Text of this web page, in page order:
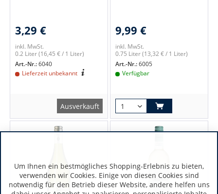
3,29 €
inkl. MwSt.
0.2 Liter(16,45 € / 1 Liter)
Art.-Nr.:6040
Lieferzeit unbekannt
Ausverkauft
9,99 €
inkl. MwSt.
0.75 Liter(13,32 € / 1 Liter)
Art.-Nr.:6005
Verfügbar
Um Ihnen ein bestmögliches Shopping-Erlebnis zu bieten,
verwenden wir Cookies. Einige von diesen Cookies sind
notwendig für den Betrieb dieser Website, andere helfen uns